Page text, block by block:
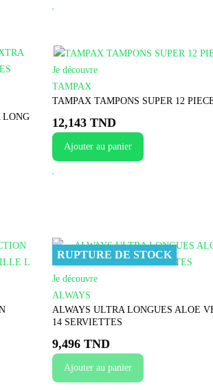
LONG
Je découvre
TAMPAX
TAMPAX TAMPONS SUPER 12
12,143 TND
Ajouter au panier
Je découvre
RUPTURE DE STOCK
ALWAYS
ALWAYS ULTRA LONGUES ALOE
14 SERVIETTES
9,496 TND
Ajouter au panier